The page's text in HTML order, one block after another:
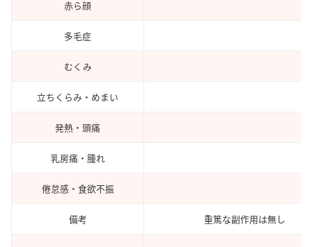
赤ら顔
多毛症
むくみ
立ちくらみ・めまい
発熱・頭痛
乳房痛・腫れ
倦怠感・食欲不振
備考 重篤な副作用は無し